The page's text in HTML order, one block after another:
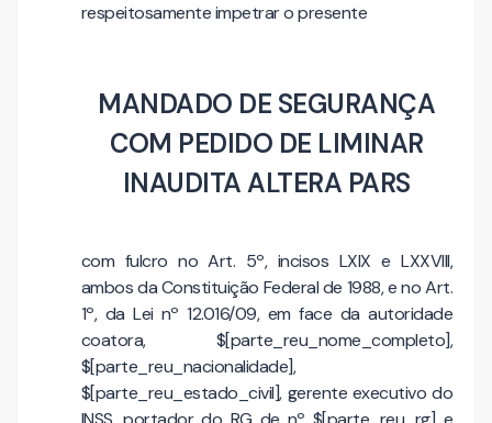
respeitosamente impetrar o presente
MANDADO DE SEGURANÇA
COM PEDIDO DE LIMINAR
INAUDITA ALTERA PARS
com fulcro no Art. 5º, incisos LXIX e LXXVIII,
ambos da Constituição Federal de 1988, e no Art.
1º, da Lei nº 12.016/09, em face da autoridade
coatora, $[parte_reu_nome_completo],
$[parte_reu_nacionalidade],
$[parte_reu_estado_civil], gerente executivo do